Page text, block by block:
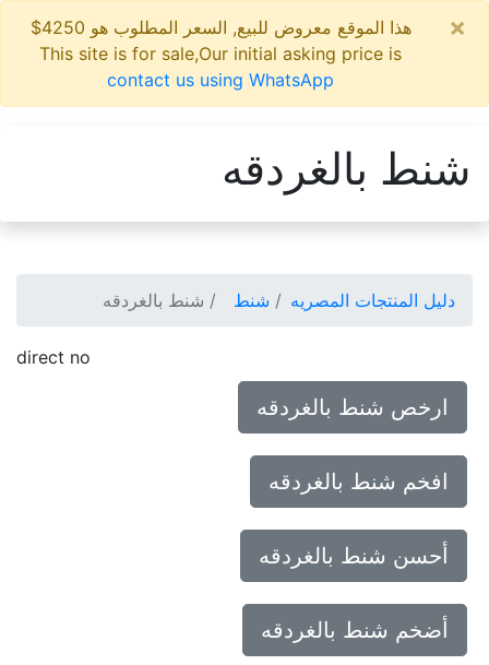
هذا الموقع معروض للبيع, السعر المطلوب هو 4250$
This site is for sale,Our initial asking price is
contact us using WhatsApp
شنط بالغردقه
دليل المنتجات المصريه شنط شنط بالغردقه
direct no
ارخص شنط بالغردقه
افخم شنط بالغردقه
أحسن شنط بالغردقه
أضخم شنط بالغردقه